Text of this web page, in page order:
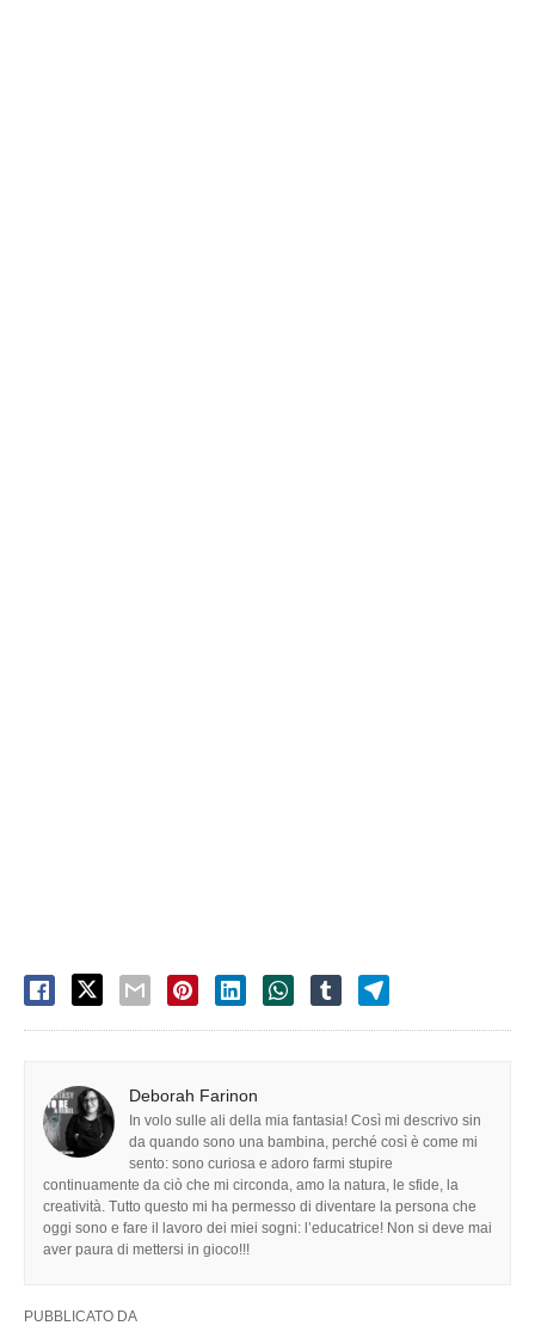
Deborah Farinon
In volo sulle ali della mia fantasia! Così mi descrivo sin
da quando sono una bambina, perché così è come mi
sento: sono curiosa e adoro farmi stupire
continuamente da ciò che mi circonda, amo la natura, le sfide, la
creatività. Tutto questo mi ha permesso di diventare la persona che
oggi sono e fare il lavoro dei miei sogni: l’educatrice! Non si deve mai
aver paura di mettersi in gioco!!!
PUBBLICATO DA